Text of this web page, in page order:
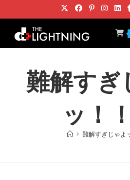
ン
難解すぎ
ッ！
> 難解すぎじゃよ